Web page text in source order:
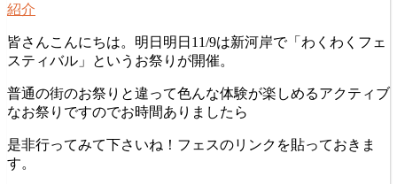
紹介
皆さんこんにちは。明日明日11/9は新河岸で「わくわくフェ
スティバル」というお祭りが開催。
普通の街のお祭りと違って色んな体験が楽しめるアクティブ
なお祭りですのでお時間ありましたら
是非行ってみて下さいね！フェスのリンクを貼っておきま
す。